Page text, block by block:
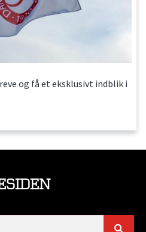
og få et eksklusivt indblik i